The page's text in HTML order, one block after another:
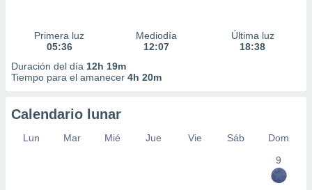
Primera luz
05:36
Mediodía
12:07
Última luz
18:38
Duración del día 12h 19m
Tiempo para el amanecer 4h 20m
Calendario lunar
Lun Mar Mié Jue Vie Sáb
Dom
9